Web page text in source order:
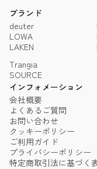
ブランド
deuter
LOWA
LAKEN
Trangia
SOURCE
インフォメーション
会社概要
よくあるご質問
お問い合わせ
クッキーポリシー
ご利用ガイド
プライバシーポリシー
特定商取引法に基づく